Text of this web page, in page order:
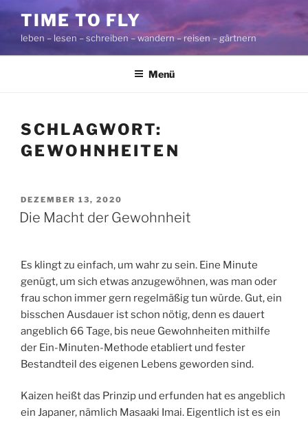
Zum
Inhalt
springen
TIME TO FLY
leben – lesen – schreiben – wandern – reisen – gärtnern
Menü
SCHLAGWORT:
GEWOHNHEITEN
VERÖFFENTLICHT
AM
DEZEMBER 13, 2020
Die Macht der Gewohnheit
Es klingt zu einfach, um wahr zu sein. Eine Minute
genügt, um sich etwas anzugewöhnen, was man oder
frau schon immer gern regelmäßig tun würde. Gut, ein
bisschen Ausdauer ist schon nötig, denn es dauert
angeblich 66 Tage, bis neue Gewohnheiten mithilfe
der Ein-Minuten-Methode etabliert und fester
Bestandteil des eigenen Lebens geworden sind.
Kaizen heißt das Prinzip und erfunden hat es angeblich
ein Japaner, nämlich Masaaki Imai. Eigentlich ist es ein